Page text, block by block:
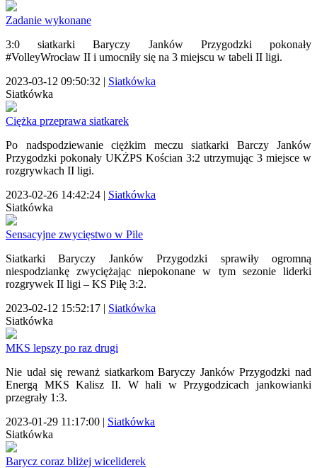
Zadanie wykonane
3:0 siatkarki Baryczy Janków Przygodzki pokonały
#VolleyWrocław II i umocniły się na 3 miejscu w tabeli II ligi.
2023-03-12 09:50:32 | Siatkówka
Siatkówka
Ciężka przeprawa siatkarek
Po nadspodziewanie ciężkim meczu siatkarki Barczy Janków
Przygodzki pokonały UKŻPS Kościan 3:2 utrzymując 3 miejsce w
rozgrywkach II ligi.
2023-02-26 14:42:24 | Siatkówka
Siatkówka
Sensacyjne zwycięstwo w Pile
Siatkarki Baryczy Janków Przygodzki sprawiły ogromną
niespodziankę zwyciężając niepokonane w tym sezonie liderki
rozgrywek II ligi – KS Piłę 3:2.
2023-02-12 15:52:17 | Siatkówka
Siatkówka
MKS lepszy po raz drugi
Nie udał się rewanż siatkarkom Baryczy Janków Przygodzki nad
Energą MKS Kalisz II. W hali w Przygodzicach jankowianki
przegrały 1:3.
2023-01-29 11:17:00 | Siatkówka
Siatkówka
Barycz coraz bliżej wiceliderek